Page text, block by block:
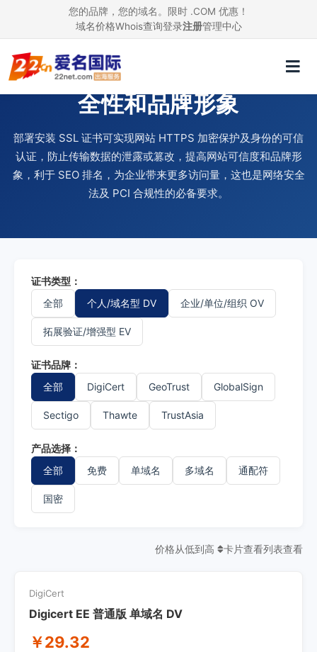
您的品牌，您的域名。限时 .COM 优惠！
域名价格Whois查询登录注册管理中心
使用 SSL 证书，提升网站安
全性和品牌形象
部署安装 SSL 证书可实现网站 HTTPS 加密保护及身份的可信
认证，防止传输数据的泄露或篡改，提高网站可信度和品牌形
象，利于 SEO 排名，为企业带来更多访问量，这也是网络安全
法及 PCI 合规性的必备要求。
证书类型：
全部
个人/域名型 DV 企业/单位/组织 OV
拓展验证/增强型 EV
证书品牌：
全部
DigiCert GeoTrust GlobalSign
Sectigo Thawte TrustAsia
产品选择：
全部
免费 单域名 多域名 通配符
国密
价格从低到高 卡片查看列表查看
DigiCert
Digicert EE 普通版 单域名 DV
￥29.32